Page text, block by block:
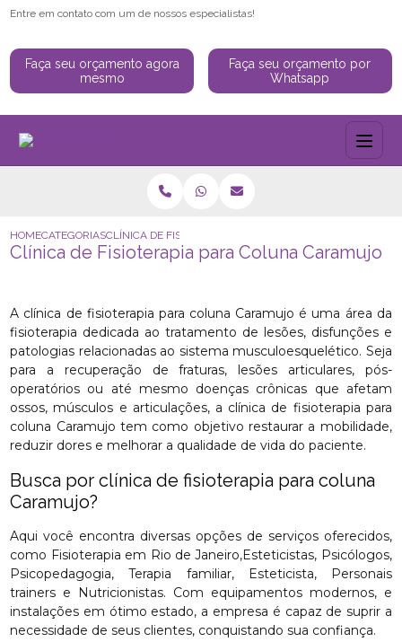
Entre em contato com um de nossos especialistas!
Faça seu orçamento agora
mesmo
Faça seu orçamento por
Whatsapp
HOMECATEGORIASCLÍNICA DE FISIOTERAPIA PARA COLUNA CARAMUJO
Clínica de Fisioterapia para Coluna Caramujo
A clínica de fisioterapia para coluna Caramujo é uma área da
fisioterapia dedicada ao tratamento de lesões, disfunções e
patologias relacionadas ao sistema musculoesquelético. Seja
para a recuperação de fraturas, lesões articulares, pós-
operatórios ou até mesmo doenças crônicas que afetam
ossos, músculos e articulações, a clínica de fisioterapia para
coluna Caramujo tem como objetivo restaurar a mobilidade,
reduzir dores e melhorar a qualidade de vida do paciente.
Busca por clínica de fisioterapia para coluna
Caramujo?
Aqui você encontra diversas opções de serviços oferecidos,
como Fisioterapia em Rio de Janeiro,Esteticistas, Psicólogos,
Psicopedagogia, Terapia familiar, Esteticista, Personais
trainers e Nutricionistas. Com equipamentos modernos, e
instalações em ótimo estado, a empresa é capaz de suprir a
necessidade de seus clientes, conquistando sua confiança.